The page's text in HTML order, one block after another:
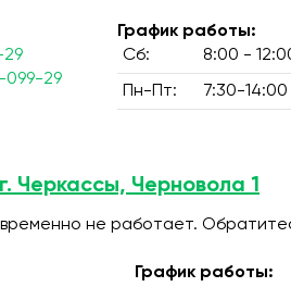
099-29
График работы:
Сб:
8:00 -
Пн-Пт: 7:30-14:00
Черкассы, Черновола 1
не работает.
График работы: